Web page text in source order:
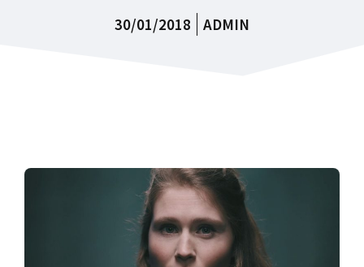
30/01/2018 ADMIN